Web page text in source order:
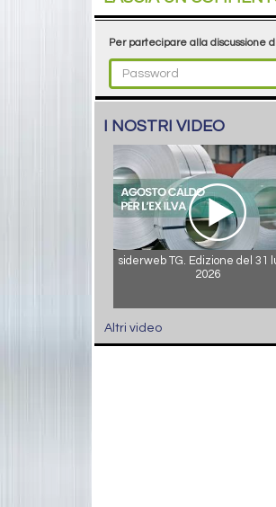
Per partecipare alla discussione
I NOSTRI VIDEO
siderweb TG. Edizione del 31
2026
Altri video